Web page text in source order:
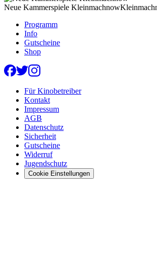
Neue Kammerspiele Kleinmachnow
Programm
Info
Gutscheine
Shop
Für Kinobetreiber
Kontakt
Impressum
AGB
Datenschutz
Sicherheit
Gutscheine
Widerruf
Jugendschutz
Cookie Einstellungen